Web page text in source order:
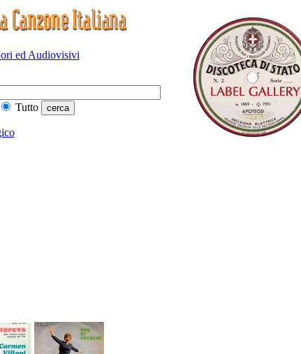
ed Audiovisivi
Tutto